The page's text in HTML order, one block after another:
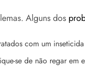
Alguns dos
com um
se de não regar em